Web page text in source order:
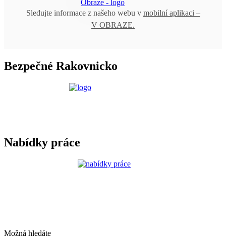
Sledujte informace z našeho webu v mobilní aplikaci –
V OBRAZE.
Bezpečné Rakovnicko
Nabídky práce
Možná hledáte